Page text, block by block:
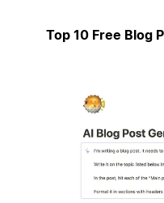
Top 10 Free